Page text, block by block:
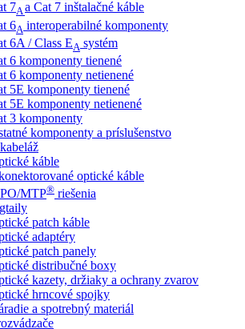
7Aa Cat 7 inštalačné káble
6A interoperabilné komponenty
6A / Class EA systém
6 komponenty tienené
6 komponenty netienené
5E komponenty tienené
5E komponenty netienené
3 komponenty
komponenty a príslušenstvo
káble
optické káble
MTP® ​ riešenia
patch káble
adaptéry
patch panely
distribučné boxy
kazety, držiaky a ochrany zvarov
hrncové spojky
a spotrebný materiál